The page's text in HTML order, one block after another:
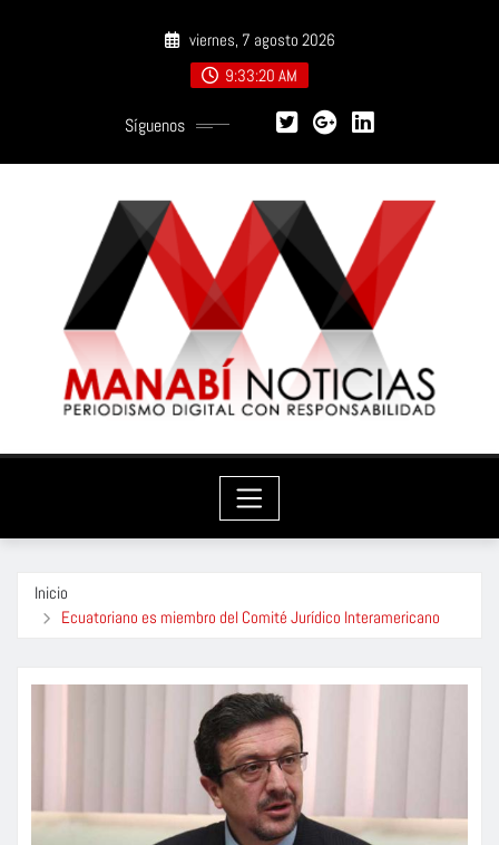
viernes, 7 agosto 2026
9:33:21 AM
Síguenos
Inicio
Ecuatoriano es miembro del Comité Jurídico Interamericano